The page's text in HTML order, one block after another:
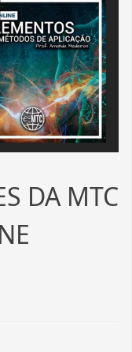
DA MTC